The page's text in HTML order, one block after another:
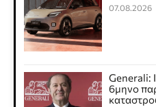
07.08.2026
Generali:
6μηνο